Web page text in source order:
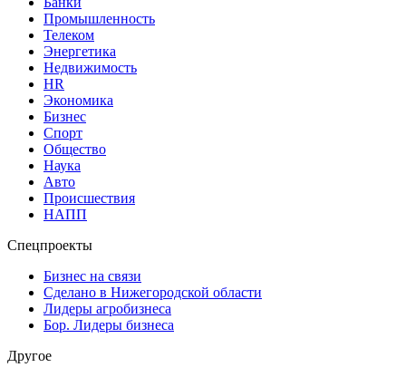
Промышленность
Телеком
Энергетика
Недвижимость
HR
Экономика
Бизнес
Спорт
Общество
Наука
Авто
Происшествия
НАПП
Спецпроекты
Бизнес на связи
Сделано в Нижегородской области
Лидеры агробизнеса
Бор. Лидеры бизнеса
Другое